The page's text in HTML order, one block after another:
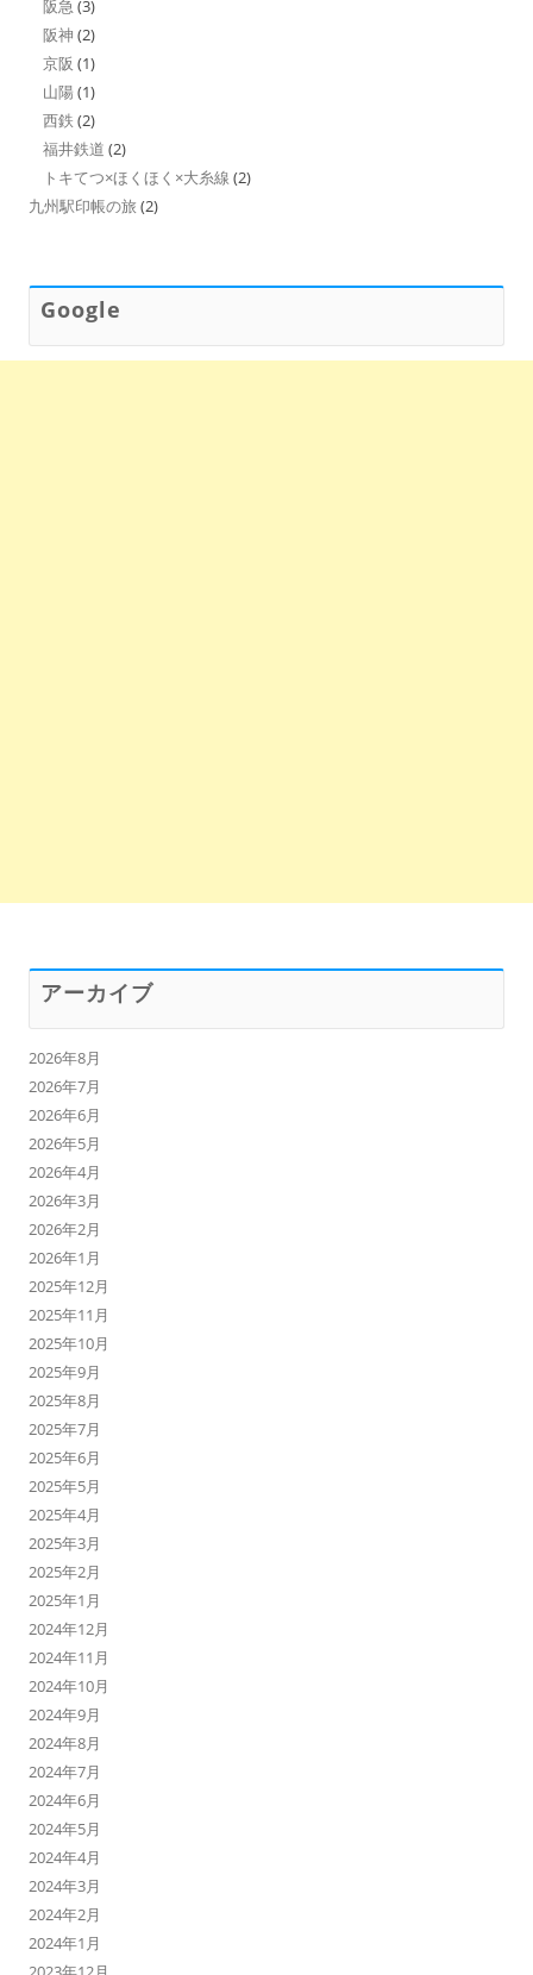
阪急 (3)
阪神 (2)
京阪 (1)
山陽 (1)
西鉄 (2)
福井鉄道 (2)
トキてつ×ほくほく×大糸線 (2)
九州駅印帳の旅 (2)
Google
アーカイブ
2026年8月
2026年7月
2026年6月
2026年5月
2026年4月
2026年3月
2026年2月
2026年1月
2025年12月
2025年11月
2025年10月
2025年9月
2025年8月
2025年7月
2025年6月
2025年5月
2025年4月
2025年3月
2025年2月
2025年1月
2024年12月
2024年11月
2024年10月
2024年9月
2024年8月
2024年7月
2024年6月
2024年5月
2024年4月
2024年3月
2024年2月
2024年1月